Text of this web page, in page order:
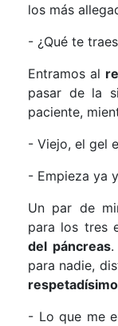
los más
- ¿Qué te
Entramos al
pasar de la
paciente,
- Viejo, el gel
- Empieza ya
Un par de
para los tres
del páncreas
para nadie,
- Lo que me